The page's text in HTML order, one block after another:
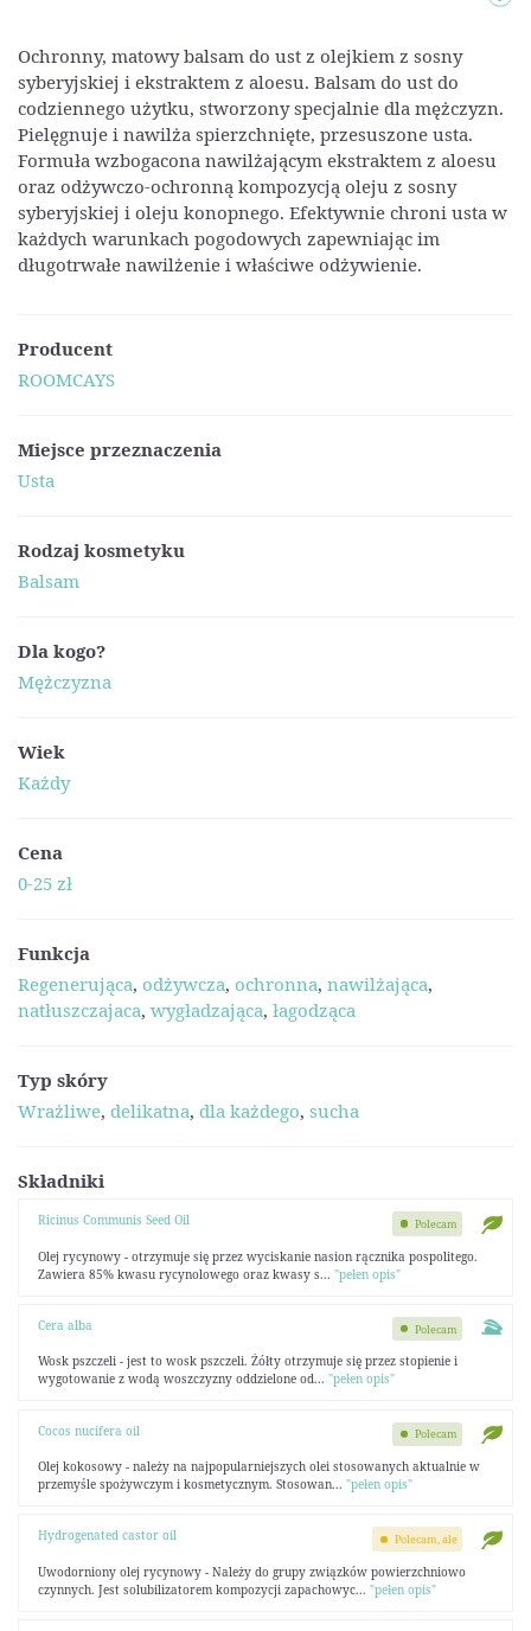
Ochronny, matowy balsam do ust z olejkiem z sosny
syberyjskiej i ekstraktem z aloesu. Balsam do ust do
codziennego użytku, stworzony specjalnie dla mężczyzn.
Pielęgnuje i nawilża spierzchnięte, przesuszone usta.
Formuła wzbogacona nawilżającym ekstraktem z aloesu
oraz odżywczo-ochronną kompozycją oleju z sosny
syberyjskiej i oleju konopnego. Efektywnie chroni usta w
każdych warunkach pogodowych zapewniając im
długotrwałe nawilżenie i właściwe odżywienie.
Producent
ROOMCAYS
Miejsce przeznaczenia
Usta
Rodzaj kosmetyku
Balsam
Dla kogo?
Mężczyzna
Wiek
Każdy
Cena
0-25 zł
Funkcja
Regenerująca, odżywcza, ochronna, nawilżająca,
natłuszczajaca, wygładzająca, łagodząca
Typ skóry
Wrażliwe, delikatna, dla każdego, sucha
Składniki
Ricinus Communis Seed Oil
Olej rycynowy - otrzymuje się przez wyciskanie nasion rącznika pospolitego.
Zawiera 85% kwasu rycynolowego oraz kwasy s... "pełen opis"
Polecam
Cera alba
Wosk pszczeli - jest to wosk pszczeli. Żółty otrzymuje się przez stopienie i
wygotowanie z wodą woszczyzny oddzielone od... "pełen opis"
Polecam
Cocos nucifera oil
Olej kokosowy - należy na najpopularniejszych olei stosowanych aktualnie w
przemyśle spożywczym i kosmetycznym. Stosowan... "pełen opis"
Polecam
Hydrogenated castor oil
Uwodorniony olej rycynowy - Należy do grupy związków powierzchniowo
czynnych. Jest solubilizatorem kompozycji zapachowyc... "pełen opis"
Polecam, ale